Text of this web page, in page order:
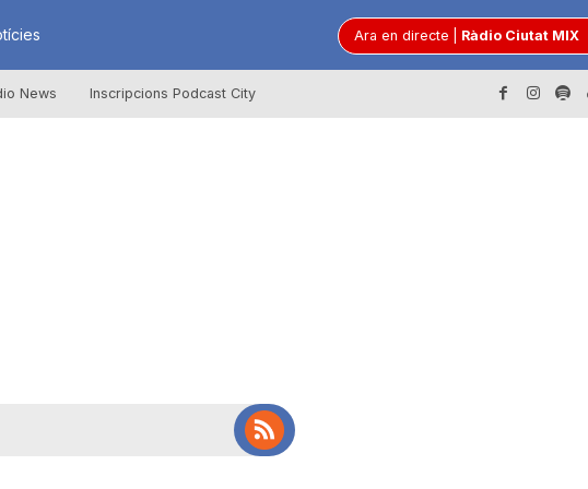
Ara en directe Ràdio Ciutat MIX
News Inscripcions Podcast City